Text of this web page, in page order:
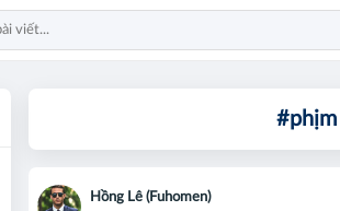
#phịm
Hồng Lê (Fuhomen)